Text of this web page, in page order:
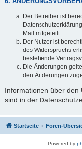
6.
Der Betreiber ist
Mail mitgeteilt.
Der Nutzer ist
des Widerspruchs
bestehende
Die Änderungen
den Änderungen
Informationen über den
sind in der
Startseite Foren-
Powered by